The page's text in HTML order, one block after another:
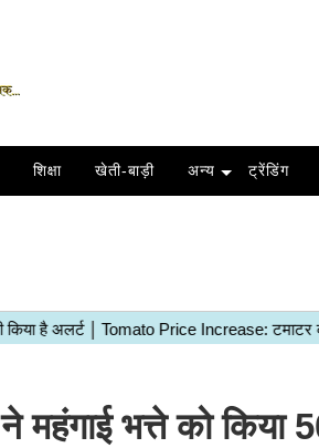
शिक्षा खेती-बाड़ी अन्य ट्रेंडिंग
भत्ते को किया